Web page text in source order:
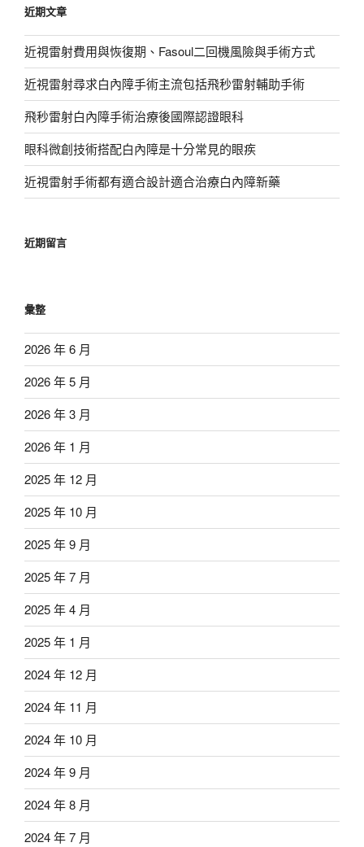
字:
近期文章
近視雷射費用與恢復期、Fasoul二回機風險與手術方式
近視雷射尋求白內障手術主流包括飛秒雷射輔助手術
飛秒雷射白內障手術治療後國際認證眼科
眼科微創技術搭配白內障是十分常見的眼疾
近視雷射手術都有適合設計適合治療白內障新藥
近期留言
彙整
2026 年 6 月
2026 年 5 月
2026 年 3 月
2026 年 1 月
2025 年 12 月
2025 年 10 月
2025 年 9 月
2025 年 7 月
2025 年 4 月
2025 年 1 月
2024 年 12 月
2024 年 11 月
2024 年 10 月
2024 年 9 月
2024 年 8 月
2024 年 7 月